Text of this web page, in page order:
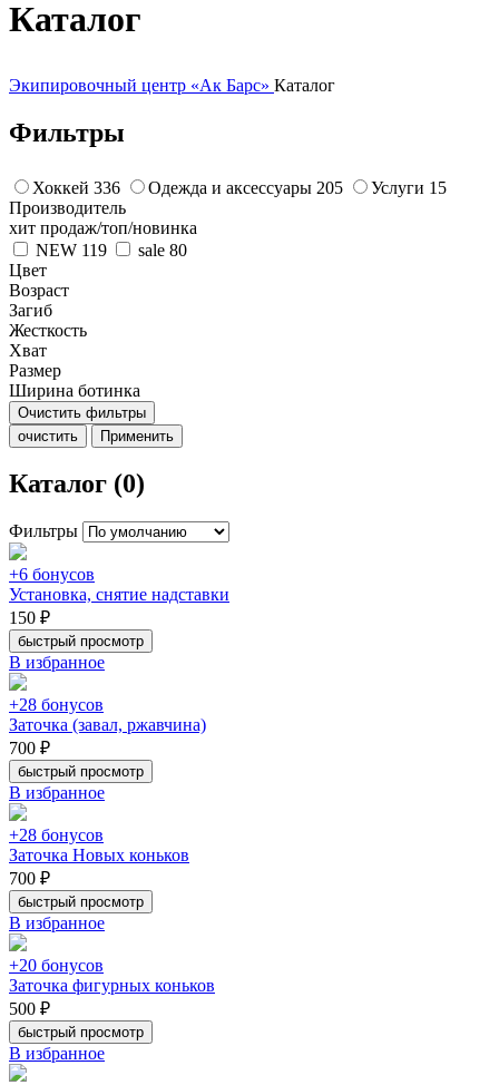
Каталог
Экипировочный центр «Ак Барс» Каталог
Фильтры
Хоккей 336 Одежда и аксессуары 205 Услуги 15
Производитель
хит продаж/топ/новинка
NEW 119 sale 80
Цвет
Возраст
Загиб
Жесткость
Хват
Размер
Ширина ботинка
Очистить фильтры
очистить
Применить
Каталог (0)
Фильтры
+6 бонусов
Установка, снятие надставки
150 ₽
быстрый просмотр
В избранное
+28 бонусов
Заточка (завал, ржавчина)
700 ₽
быстрый просмотр
В избранное
+28 бонусов
Заточка Новых коньков
700 ₽
быстрый просмотр
В избранное
+20 бонусов
Заточка фигурных коньков
500 ₽
быстрый просмотр
В избранное